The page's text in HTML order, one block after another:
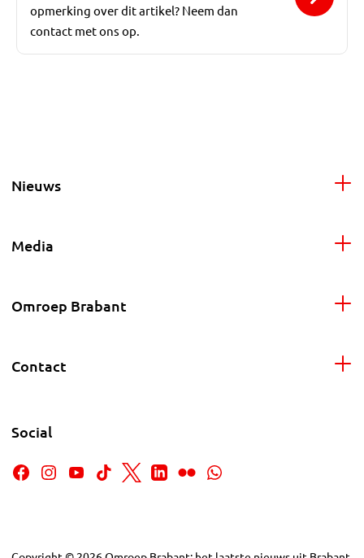
opmerking over dit artikel? Neem dan
contact met ons op.
Nieuws
Media
Omroep Brabant
Contact
Social